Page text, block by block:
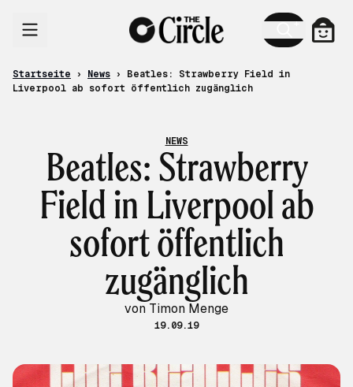
Startseite › News ›
Beatles: Strawberry Field in
Liverpool ab sofort öffentlich zugänglich
NEWS
Beatles: Strawberry
Field in Liverpool ab
sofort öffentlich
zugänglich
von Timon Menge
19.09.19